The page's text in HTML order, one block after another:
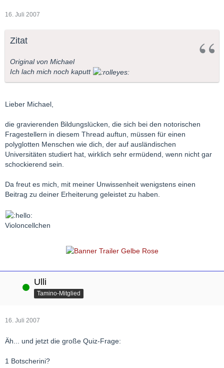
16. Juli 2007
Zitat
Original von Michael
Ich lach mich noch kaputt
Lieber Michael,
die gravierenden Bildungslücken, die sich bei den notorischen
Fragestellern in diesem Thread auftun, müssen für einen
polyglotten Menschen wie dich, der auf ausländischen
Universitäten studiert hat, wirklich sehr ermüdend, wenn nicht gar
schockierend sein.
Da freut es mich, mit meiner Unwissenheit wenigstens einen
Beitrag zu deiner Erheiterung geleistet zu haben.
Violoncellchen
Online Ulli
Tamino-Mitglied
16. Juli 2007
Äh... und jetzt die große Quiz-Frage:
1 Botscherini?